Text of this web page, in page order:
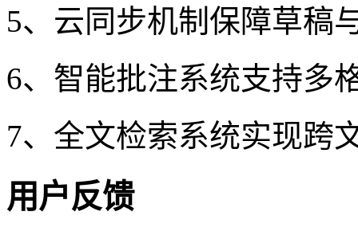
5、云同步机制保障草稿
6、智能批注系统支持多
7、全文检索系统实现跨
用户反馈